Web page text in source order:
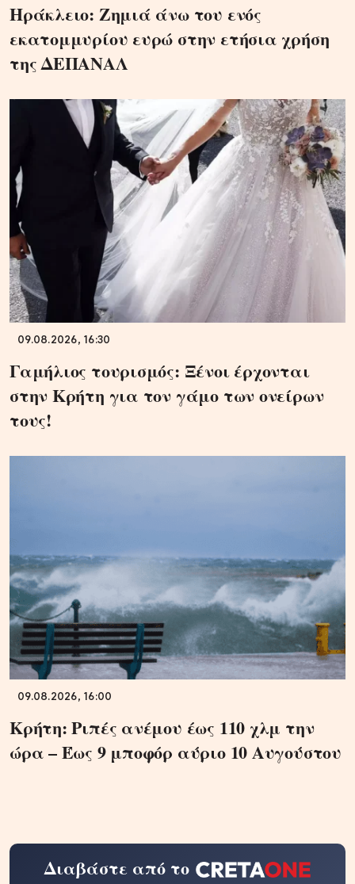
Ηράκλειο: Ζημιά άνω του ενός
εκατομμυρίου ευρώ στην ετήσια χρήση
της ΔΕΠΑΝΑΛ
09.08.2026, 16:30
Γαμήλιος τουρισμός: Ξένοι έρχονται
στην Κρήτη για τον γάμο των ονείρων
τους!
09.08.2026, 16:00
Κρήτη: Ριπές ανέμου έως 110 χλμ την
ώρα – Έως 9 μποφόρ αύριο 10 Αυγούστου
Διαβάστε από το